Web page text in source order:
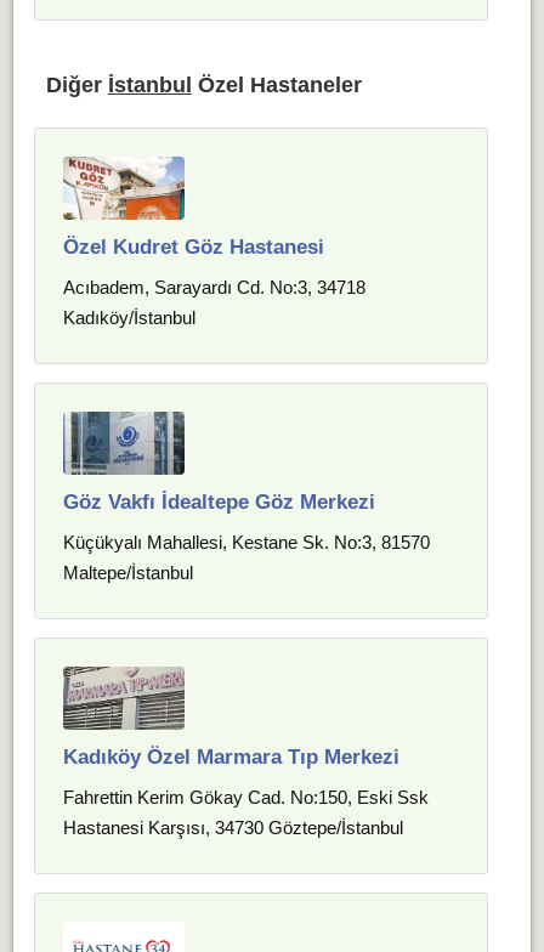
Diğer İstanbul Özel Hastaneler
Özel Kudret Göz Hastanesi
Acıbadem, Sarayardı Cd. No:3, 34718
Kadıköy/İstanbul
Göz Vakfı İdealtepe Göz Merkezi
Küçükyalı Mahallesi, Kestane Sk. No:3, 81570
Maltepe/İstanbul
Kadıköy Özel Marmara Tıp Merkezi
Fahrettin Kerim Gökay Cad. No:150, Eski Ssk
Hastanesi Karşısı, 34730 Göztepe/İstanbul